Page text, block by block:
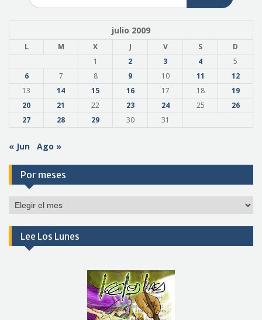
julio 2009
L M X J V S
D
1
2 3 4
5
6
7 8 9 10 11
12
13
14 15 16 17 18
19
20
21 22 23 24 25
26
27
28 29 30 31
« Jun Ago »
Por meses
Por
Lee Los Lunes